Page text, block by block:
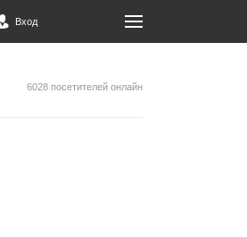
Вход
6028 посетителей онлайн